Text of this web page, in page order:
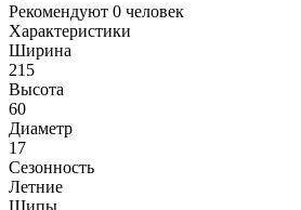
Рекомендуют 0 человек
Характеристики
Ширина
215
Высота
60
Диаметр
17
Сезонность
Летние
Шипы